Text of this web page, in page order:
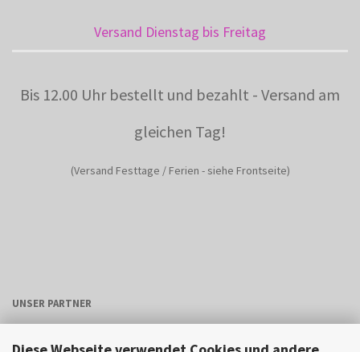
Versand Dienstag bis Freitag
Bis 12.00 Uhr bestellt und bezahlt - Versand am
gleichen Tag!
(Versand Festtage / Ferien - siehe Frontseite)
UNSER PARTNER